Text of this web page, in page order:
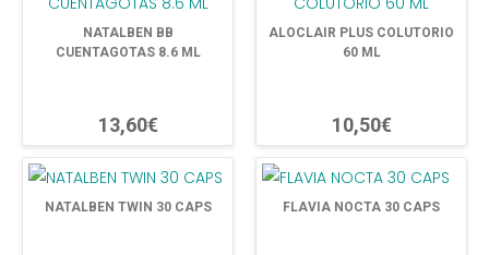
NATALBEN BB
CUENTAGOTAS 8.6 ML
13,60€
ALOCLAIR PLUS COLUTORIO
60 ML
10,50€
NATALBEN TWIN 30 CAPS FLAVIA NOCTA 30 CAPS